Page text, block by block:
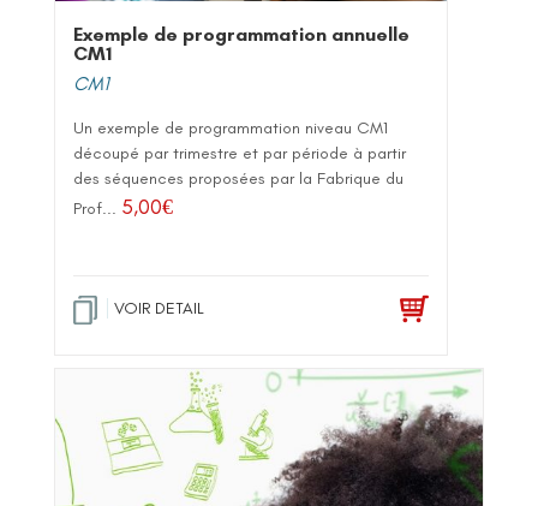
Exemple de programmation annuelle
CM1
CM1
Un exemple de programmation niveau CM1
découpé par trimestre et par période à partir
des séquences proposées par la Fabrique du
Prof... 5,00€
VOIR DETAIL